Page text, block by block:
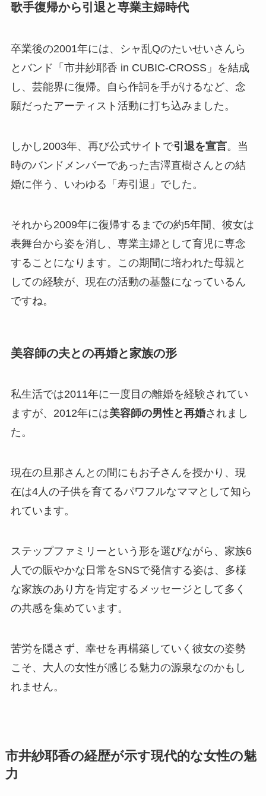
歌手復帰から引退と専業主婦時代
卒業後の2001年には、シャ乱Qのたいせいさんら
とバンド「市井紗耶香 in CUBIC-CROSS」を結成
し、芸能界に復帰。自ら作詞を手がけるなど、念
願だったアーティスト活動に打ち込みました。
しかし2003年、再び公式サイトで引退を宣言。当
時のバンドメンバーであった吉澤直樹さんとの結
婚に伴う、いわゆる「寿引退」でした。
それから2009年に復帰するまでの約5年間、彼女は
表舞台から姿を消し、専業主婦として育児に専念
することになります。この期間に培われた母親と
しての経験が、現在の活動の基盤になっているん
ですね。
美容師の夫との再婚と家族の形
私生活では2011年に一度目の離婚を経験されてい
ますが、2012年には美容師の男性と再婚されまし
た。
現在の旦那さんとの間にもお子さんを授かり、現
在は4人の子供を育てるパワフルなママとして知ら
れています。
ステップファミリーという形を選びながら、家族6
人での賑やかな日常をSNSで発信する姿は、多様
な家族のあり方を肯定するメッセージとして多く
の共感を集めています。
苦労を隠さず、幸せを再構築していく彼女の姿勢
こそ、大人の女性が感じる魅力の源泉なのかもし
れません。
市井紗耶香の経歴が示す現代的な女性の魅
力